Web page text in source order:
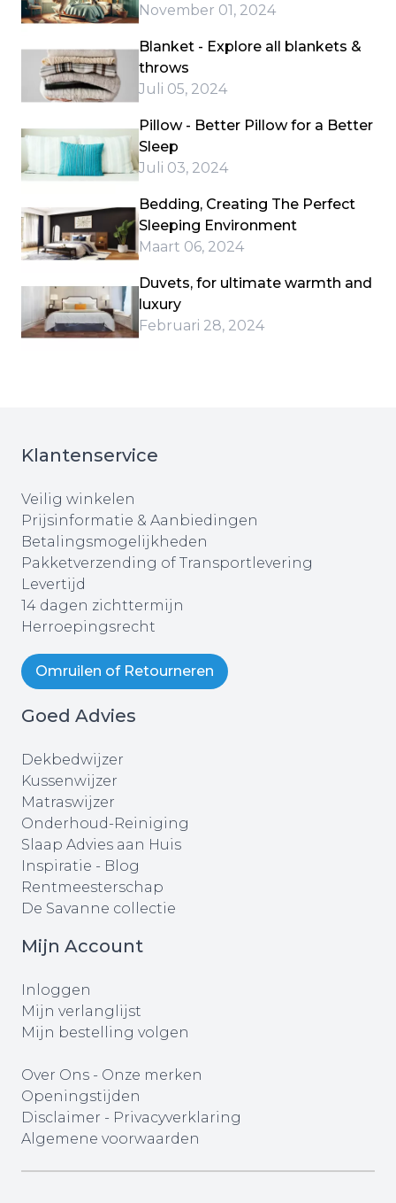
November 01, 2024
Blanket - Explore all blankets &
throws
Juli 05, 2024
Pillow - Better Pillow for a Better
Sleep
Juli 03, 2024
Bedding, Creating The Perfect
Sleeping Environment
Maart 06, 2024
Duvets, for ultimate warmth and
luxury
Februari 28, 2024
Klantenservice
Veilig winkelen
Prijsinformatie & Aanbiedingen
Betalingsmogelijkheden
Pakketverzending of Transportlevering
Levertijd
14 dagen zichttermijn
Herroepingsrecht
Omruilen of Retourneren
Goed Advies
Dekbedwijzer
Kussenwijzer
Matraswijzer
Onderhoud-Reiniging
Slaap Advies aan Huis
Inspiratie - Blog
Rentmeesterschap
De Savanne collectie
Mijn Account
Inloggen
Mijn verlanglijst
Mijn bestelling volgen
Over Ons - Onze merken
Openingstijden
Disclaimer - Privacyverklaring
Algemene voorwaarden